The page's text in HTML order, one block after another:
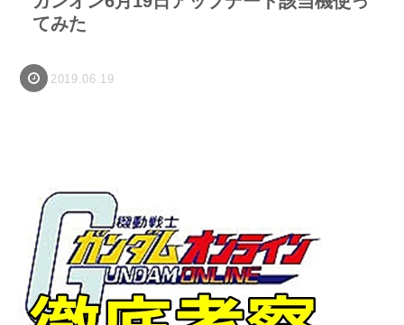
てみた
2019.06.19